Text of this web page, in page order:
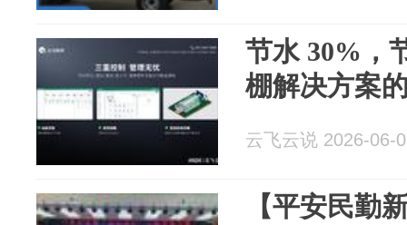
节水 30%，
棚解决方案
云飞云说 2026-06-
【平安民勤